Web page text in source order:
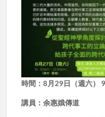
時間：8月29日（週六）
講員：余惠娥傳道